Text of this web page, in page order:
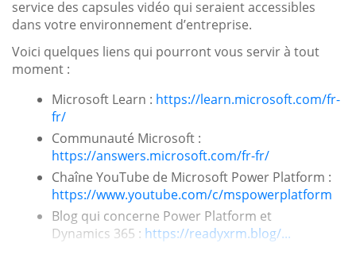
service des capsules vidéo qui seraient accessibles
dans votre environnement d’entreprise.
Voici quelques liens qui pourront vous servir à tout
moment :
Microsoft Learn : https://learn.microsoft.com/fr-
fr/
Communauté Microsoft :
https://answers.microsoft.com/fr-fr/
Chaîne YouTube de Microsoft Power Platform :
https://www.youtube.com/c/mspowerplatform
Blog qui concerne Power Platform et
Dynamics 365 : https://readyxrm.blog/...